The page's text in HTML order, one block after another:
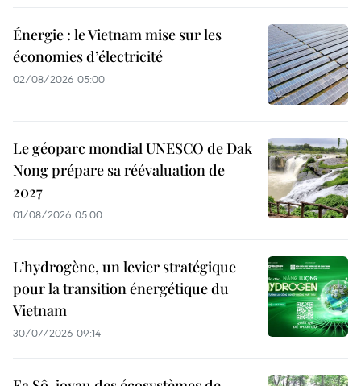
Énergie : le Vietnam mise sur les
économies d’électricité
02/08/2026 05:00
Le géoparc mondial UNESCO de Dak
Nong prépare sa réévaluation de
2027
01/08/2026 05:00
L’hydrogène, un levier stratégique
pour la transition énergétique du
Vietnam
30/07/2026 09:14